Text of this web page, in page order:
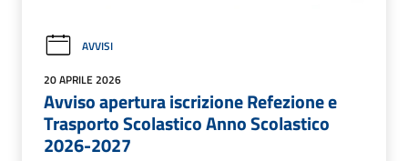
AVVISI
20 APRILE 2026
Avviso apertura iscrizione Refezione e
Trasporto Scolastico Anno Scolastico
2026-2027